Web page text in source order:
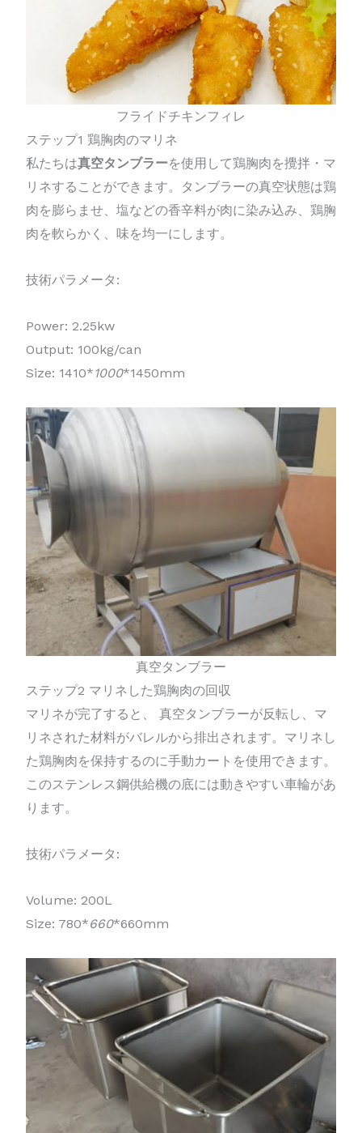
フライドチキンフィレ
ステップ1 鶏胸肉のマリネ
私たちは真空タンブラーを使用して鶏胸肉を攪拌・マ
リネすることができます。タンブラーの真空状態は鶏
肉を膨らませ、塩などの香辛料が肉に染み込み、鶏胸
肉を軟らかく、味を均一にします。
技術パラメータ:
Power: 2.25kw
Output: 100kg/can
Size: 1410*1000*1450mm
真空タンブラー
ステップ2 マリネした鶏胸肉の回収
マリネが完了すると、
真空タンブラーが反転し、マ
リネされた材料がバレルから排出されます。マリネし
た鶏胸肉を保持するのに手動カートを使用できます。
このステンレス鋼供給機の底には動きやすい車輪があ
ります。
技術パラメータ:
Volume: 200L
Size: 780*660*660mm